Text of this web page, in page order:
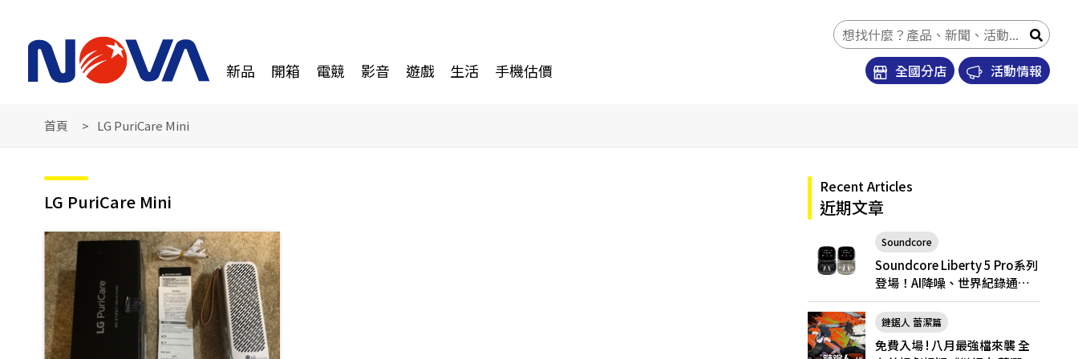
新品 開箱 電競 影音 遊戲 生活 手機估價 活動情報
全國分店
首頁 LG PuriCare Mini
LG PuriCare Mini
Recent Articles
近期文章
Soundcore
Soundcore Liberty 5 Pro
Soundcore Liberty 5 Pro系列
登場！AI降噪、世界紀錄通
話，Pro與Pro Max怎麼選？
鏈鋸人 蕾潔篇
免費入場 ! 八月最強檔來襲 全